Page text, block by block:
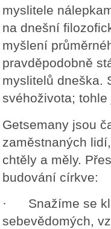
myslitele
na dnešní
myšlení
pravděpodobně
myslitelů dneška.
svéhoživota;
Getsemany jsou
zaměstnaných
chtěly a měly.
budování církve:
· Snažíme se
sebevědomých,